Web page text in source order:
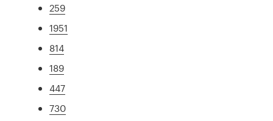
259
1951
814
189
447
730